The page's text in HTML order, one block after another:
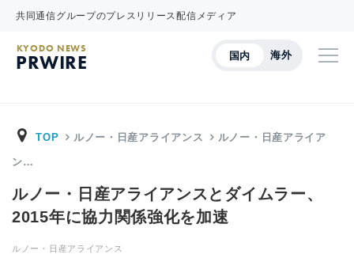
共同通信グループのプレスリリース配信メディア
国内 海外
KYODO NEWS
PRWIRE
TOP ルノー・日産アライアンス ルノー・日産アライア
ン…
ルノー・日産アライアンスとダイムラー、
2015年に協力関係強化を加速
ルノー・日産アライアンス